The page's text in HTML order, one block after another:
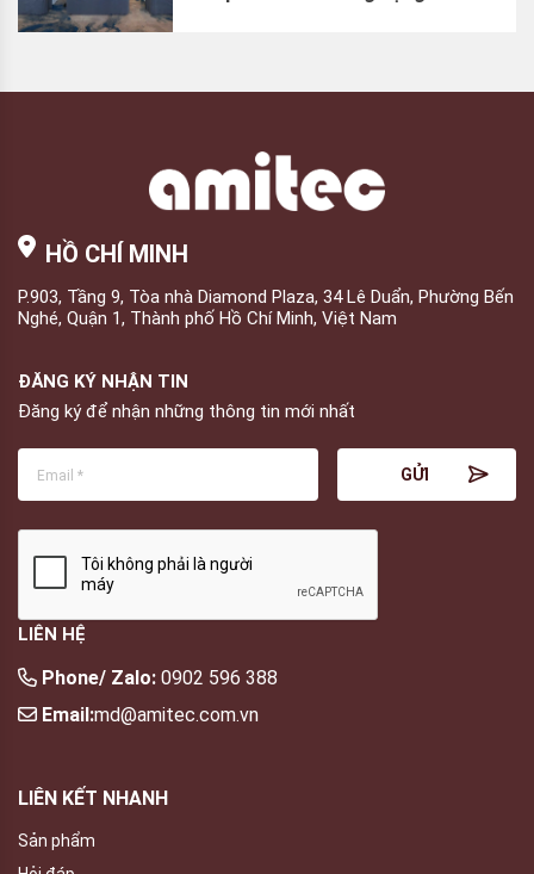
HỒ CHÍ MINH
P.903, Tầng 9, Tòa nhà Diamond Plaza, 34 Lê Duẩn, Phường Bến
Nghé, Quận 1, Thành phố Hồ Chí Minh, Việt Nam
ĐĂNG KÝ NHẬN TIN
Đăng ký để nhận những thông tin mới nhất
LIÊN HỆ
Phone/ Zalo: 0902 596 388
Email:md@amitec.com.vn
LIÊN KẾT NHANH
Sản phẩm